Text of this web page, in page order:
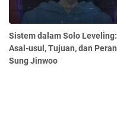
Sistem dalam Solo Leveling:
Asal-usul, Tujuan, dan Peran
Sung Jinwoo